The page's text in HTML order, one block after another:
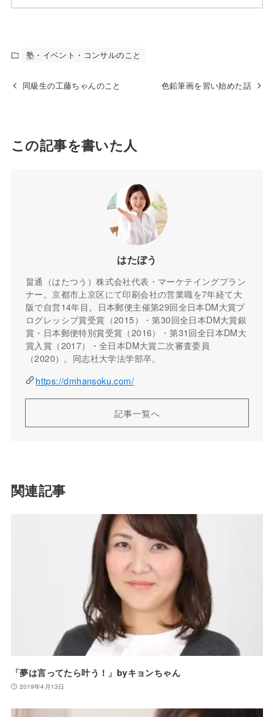
塾・イベント・コンサルのこと
同級生の工藤ちゃんのこと 色鉛筆画を習い始めた話
この記事を書いた人
はたぼう
畠通（はたつう）株式会社代表・マーケテイングプラン
ナー。京都市上京区にて印刷会社の営業職を7年経て大
阪で自営14年目。日本郵便主催第29回全日本DM大賞プ
ログレッシブ賞受賞（2015）・第30回全日本DM大賞銀
賞・日本郵便特別賞受賞（2016）・第31回全日本DM大
賞入賞（2017）・全日本DM大賞二次審査委員
（2020）。同志社大学法学部卒。
https://dmhansoku.com/
記事一覧へ
関連記事
「夢は言ってたら叶う！」byキョンちゃん
2019年4月13日